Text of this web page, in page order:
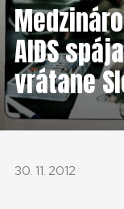
AIDS
vrátane
30. 11. 2012